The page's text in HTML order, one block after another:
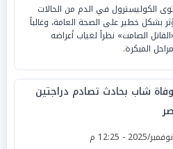
الكوليسترول في الدم من الحالات
بشكل خطير على الصحة العامة، وغالباً
الصامت» نظراً لغياب أعراضه
المبكرة.
شاب بحادث تصادم دراجتين